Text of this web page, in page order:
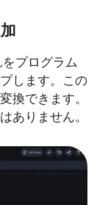
プログラム
します。この
換できます。
ありません。